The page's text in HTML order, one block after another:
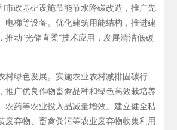
市政基础设施节能节水降碳改造，推广先
电梯等设备。优化建筑用能结构，推进建
推动“光储直柔”技术应用，发展清洁低碳
村绿色发展。实施农业农村减排固碳行
推广优良作物畜禽品种和绿色高效栽培养
农药等农业投入品减量增效。建立健全秸
废弃物、畜禽粪污等农业废弃物收集利用